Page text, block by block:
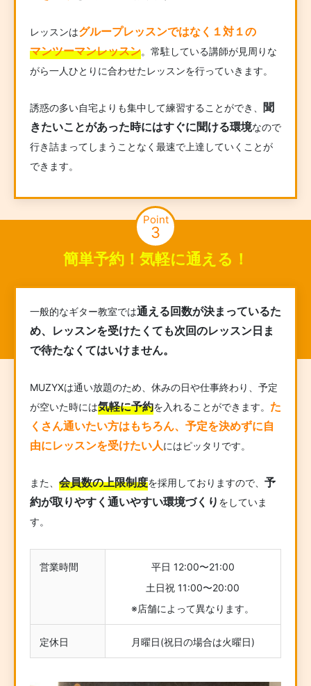
レッスンはグループレッスンではなく１対１の
マンツーマンレッスン。常駐している講師が見周りな
がら一人ひとりに合わせたレッスンを行っていきます。
誘惑の多い自宅よりも集中して練習することができ、
聞
きたいことがあった時にはすぐに聞ける環境なので
行き詰まってしまうことなく最速で上達していくことが
できます。
Point
3
簡単予約！気軽に通える！
一般的なギター教室では通える回数が決まっているた
め、レッスンを受けたくても次回のレッスン日ま
で待たなくてはいけません。
MUZYXは通い放題のため、休みの日や仕事終わり、予定
が空いた時には気軽に予約を入れることができます。 た
くさん通いたい方はもちろん、予定を決めずに自
由にレッスンを受けたい人にはピッタリです。
また、 会員数の上限制度を採用しておりますので、 予
約が取りやすく通いやすい環境づくり をしていま
す。
営業時間
平日 12:00〜21:00
土日祝 11:00〜20:00
※店舗によって異なります。
定休日 月曜日(祝日の場合は火曜日)